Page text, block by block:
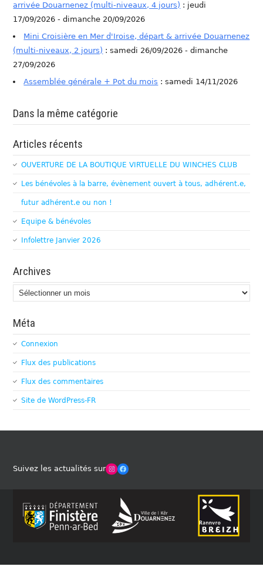
arrivée Douarnenez (multi-niveaux, 4 jours) : jeudi
17/09/2026 - dimanche 20/09/2026
Mini Croisière en Mer d'Iroise, départ & arrivée Douarnenez
(multi-niveaux, 2 jours) : samedi 26/09/2026 - dimanche
27/09/2026
Assemblée générale + Pot du mois : samedi 14/11/2026
Dans la même catégorie
Articles récents
OUVERTURE DE LA BOUTIQUE VIRTUELLE DU WINCHES CLUB
Les bénévoles à la barre, évènement ouvert à tous, adhérent.e,
futur adhérent.e ou non !
Equipe & bénévoles
Infolettre Janvier 2026
Archives
Archives
Méta
Connexion
Flux des publications
Flux des commentaires
Site de WordPress-FR
Suivez les actualités surWinches Club OfficielFacebook